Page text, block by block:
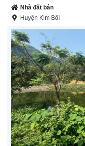
Nhà đất bán
Huyện Kim Bôi